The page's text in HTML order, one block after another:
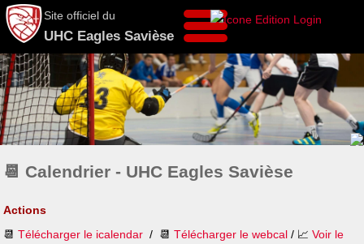
Site officiel du
UHC Eagles Savièse
📆 Calendrier - UHC Eagles Savièse
Actions
📆 Télécharger le icalendar / 📆 Télécharger le webcal / 📈 Voir le